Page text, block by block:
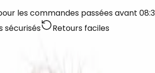
les commandes passées avant
sécurisés Retours faciles